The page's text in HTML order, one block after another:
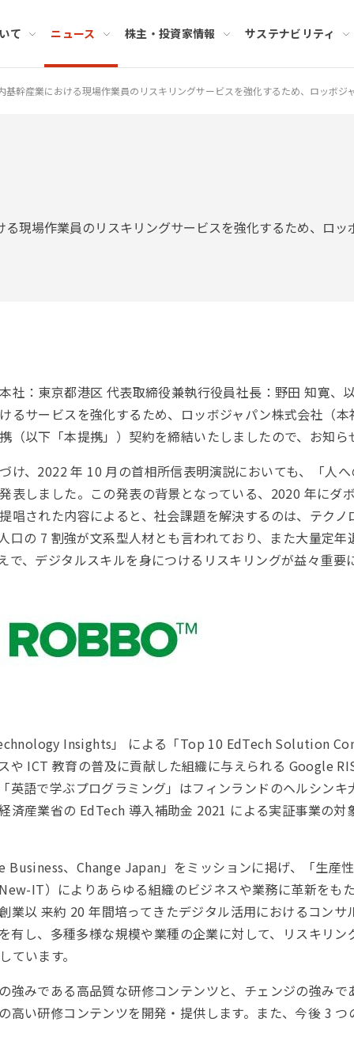
て ニュース 株主・投資家情報 サステナビリティ
基幹産業における現場作業員のリスキリングサービスを強化するため、ロッボジ
現場作業員のリスキリングサービスを強化するため、ロ
社：東京都港区 代表取締役兼執行役員社長：野田 知寛、
るサービスを強化するため、ロッボジャパン株式会社（
（以下「本提携」）契約を締結いたしましたので、お知ら
け、2022 年 10 月の首相所信表明演説においても、「人
表しました。この発表の背景となっている、2020 年にダ
唱された内容によると、社会課題を解決するのは、テク
口の 7 割強が文系型人材とも言われており、また大量定
で、デジタルスキルを身につけるリスキリングが益々重要
Insights」 による「Top 10 EdTech Solution
や ICT 教育の普及に貢献した組織に与えられる Google
英語で学ぶプログラミング」はフィンランドのヘルシン
済産業省の EdTech 導入補助金 2021 による実証事業の
、Change Japan」をミッションに掲げ、「生産
IT）によりあらゆる組織のビジネスや業務に革新をも
業以 来約 20 年間培ってきたデジタル活用におけるコン
有し、多種多様な規模や業種の企業に対して、リスキリ
います。
強みである高品質な研修コンテンツと、チェンジの強み
高い研修コンテンツを開発・提供します。また、今後 3